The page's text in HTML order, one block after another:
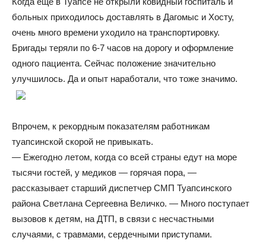
больных приходилось доставлять в Дагомыс и Хосту,
очень много времени уходило на транспортировку.
Бригады теряли по 6-7 часов на дорогу и оформление
одного пациента. Сейчас положение значительно
улучшилось. Да и опыт наработали, что тоже значимо.
Впрочем, к рекордным показателям работникам
туапсинской скорой не привыкать.
— Ежегодно летом, когда со всей страны едут на море
тысячи гостей, у медиков — горячая пора, —
рассказывает старший диспетчер СМП Туапсинского
района Светлана Сергеевна Величко. — Много поступает
вызовов к детям, на ДТП, в связи с несчастными
случаями, с травмами, сердечными приступами.